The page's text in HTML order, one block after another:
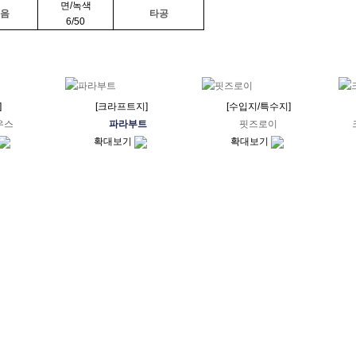
면/녹색
6/50
타공
스
[크라프트지]
파라부트
확대보기
[수입지/특수지]
핏즈로이
확대보기